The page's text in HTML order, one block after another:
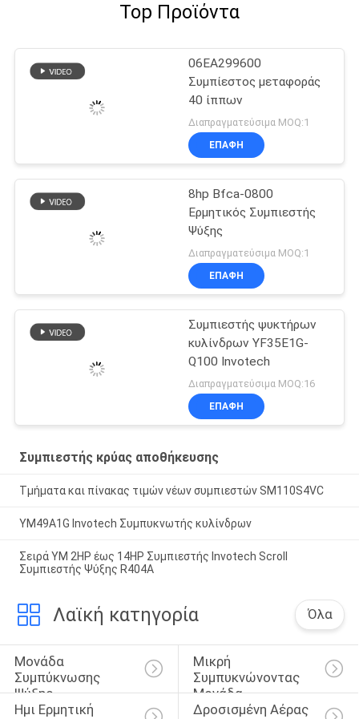
Top Προϊόντα
06EA299600
Συμπίεστος μεταφοράς
40 ίππων
Διαπραγματεύσιμα MOQ:1
ΕΠΑΦΉ
8hp Bfca-0800
Ερμητικός Συμπιεστής
Ψύξης
Διαπραγματεύσιμα MOQ:1
ΕΠΑΦΉ
Συμπιεστής ψυκτήρων
κυλίνδρων YF35E1G-
Q100 Invotech
Διαπραγματεύσιμα MOQ:16
ΕΠΑΦΉ
Συμπιεστής κρύας αποθήκευσης
Τμήματα και πίνακας τιμών νέων συμπιεστών SM110S4VC
ΥΜ49A1G Invotech Συμπυκνωτής κυλίνδρων
Σειρά YM 2HP έως 14HP Συμπιεστής Invotech Scroll
Συμπιεστής Ψύξης R404A
Λαϊκή κατηγορία Όλα
Μονάδα
Συμπύκνωσης
Ψύξης
Μικρή
Συμπυκνώνοντας
Μονάδα
Ημι Ερμητική
Δροσισμένη Αέρας